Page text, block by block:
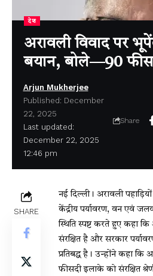
देश
अरावली विवाद पर
बयान, बोले—90
Last updated:
December 22, 2025
12:46 pm
Arjun Mukherjee
Published: December
22, 2025
Share
SHARE
नई दिल्ली। अरावली
केंद्रीय पर्यावरण, वन एवं
स्थिति स्पष्ट करते हुए कहा कि
संरक्षित है और सरकार
प्रतिबद्ध है। उन्होंने कहा कि
फीसदी इलाके को संरक्षित